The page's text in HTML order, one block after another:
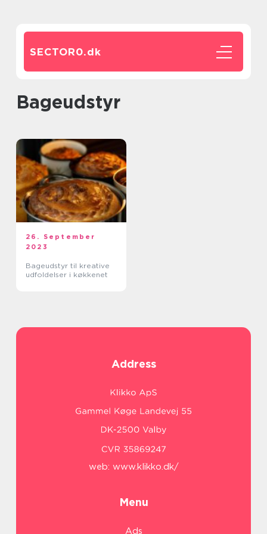
SECTOR0.dk
Bageudstyr
26. September
2023
Bageudstyr til kreative
udfoldelser i køkkenet
Address
web: www.klikko.dk/
Menu
Ads